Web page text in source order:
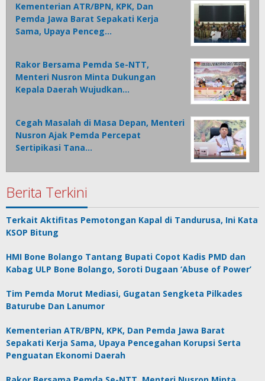
Kementerian ATR/BPN, KPK, Dan
Pemda Jawa Barat Sepakati Kerja
Sama, Upaya Penceg…
Rakor Bersama Pemda Se-NTT,
Menteri Nusron Minta Dukungan
Kepala Daerah Wujudkan…
Cegah Masalah di Masa Depan, Menteri
Nusron Ajak Pemda Percepat
Sertipikasi Tana…
Berita Terkini
Terkait Aktifitas Pemotongan Kapal di Tandurusa, Ini Kata
KSOP Bitung
HMI Bone Bolango Tantang Bupati Copot Kadis PMD dan
Kabag ULP Bone Bolango, Soroti Dugaan ‘Abuse of Power’
Tim Pemda Morut Mediasi, Gugatan Sengketa Pilkades
Baturube Dan Lanumor
Kementerian ATR/BPN, KPK, Dan Pemda Jawa Barat
Sepakati Kerja Sama, Upaya Pencegahan Korupsi Serta
Penguatan Ekonomi Daerah